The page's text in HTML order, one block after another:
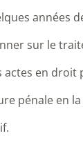
années
sur le
actes en droit
pénale en